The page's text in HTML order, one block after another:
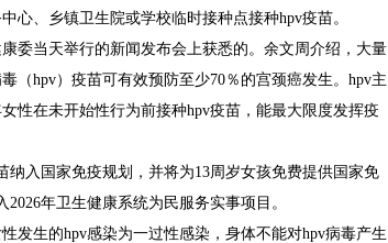
心、乡镇卫生院或学校临时接种点接种hpv疫苗。
当天举行的新闻发布会上获悉的。余文周介绍，大量
（hpv）疫苗可有效预防至少70％的宫颈癌发生。hpv主
性在未开始性行为前接种hpv疫苗，能最大限度发挥疫
入国家免疫规划，并将为13周岁女孩免费提供国家免
年卫生健康系统为民服务实事项目。
生的hpv感染为一过性感染，身体不能对hpv病毒产生